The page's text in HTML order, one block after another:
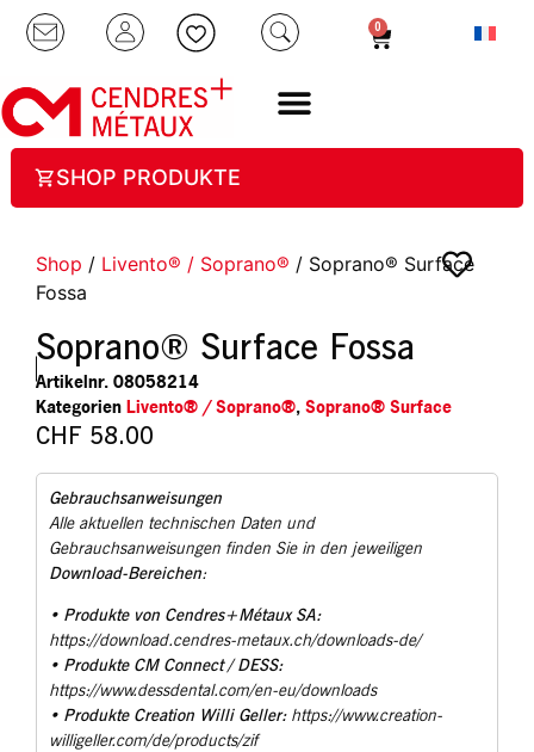
0
SHOP PRODUKTE
Shop / Livento® / Soprano® / Soprano® Surface
Fossa
Soprano® Surface Fossa
Artikelnr. 08058214
Kategorien Livento® / Soprano®, Soprano® Surface
CHF 58.00
Gebrauchsanweisungen
Alle aktuellen technischen Daten und
Gebrauchsanweisungen finden Sie in den jeweiligen
Download-Bereichen:
• Produkte von Cendres+Métaux SA:
https://download.cendres-metaux.ch/downloads-de/
• Produkte CM Connect / DESS:
https://www.dessdental.com/en-eu/downloads
• Produkte Creation Willi Geller: https://www.creation-
willigeller.com/de/products/zif